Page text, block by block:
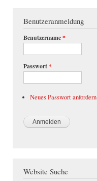
Benutzeranmeldung
Benutzername*
Passwort*
Neues Passwort anfordern
Website Suche